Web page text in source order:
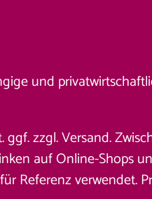
und
ggf. zzgl. Versand.
auf Online-Shops
Referenz verwendet.